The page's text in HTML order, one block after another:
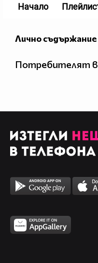
Лично съдържание
Потребителят
Начало